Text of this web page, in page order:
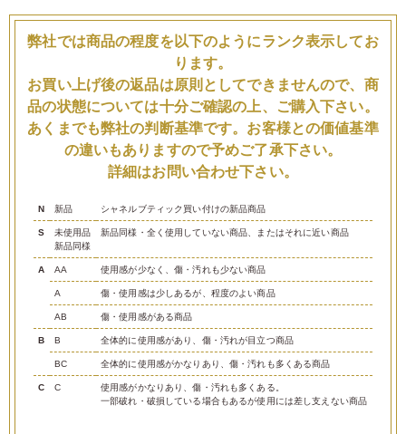
弊社では商品の程度を以下のようにランク表示してお
ります。
お買い上げ後の返品は原則としてできませんので、商
品の状態については十分ご確認の上、ご購入下さい。
あくまでも弊社の判断基準です。お客様との価値基準
の違いもありますので予めご了承下さい。
詳細はお問い合わせ下さい。
N 新品 シャネルブティック買い付けの新品商品
S
未使用品
新品同様
新品同様・全く使用していない商品、またはそれに近い商品
A AA 使用感が少なく、傷・汚れも少ない商品
A 傷・使用感は少しあるが、程度のよい商品
AB 傷・使用感がある商品
B B 全体的に使用感があり、傷・汚れが目立つ商品
BC 全体的に使用感がかなりあり、傷・汚れも多くある商品
C C
使用感がかなりあり、傷・汚れも多くある。
一部破れ・破損している場合もあるが使用には差し支えない商品